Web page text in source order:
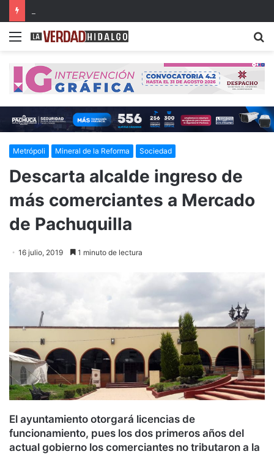
Menu
Metrópoli Mineral de la Reforma Sociedad
Descarta alcalde ingreso de
más comerciantes a Mercado
de Pachuquilla
16 julio, 2019 1 minuto de lectura
El ayuntamiento otorgará licencias de
funcionamiento, pues los dos primeros años del
actual gobierno los comerciantes no tributaron a la